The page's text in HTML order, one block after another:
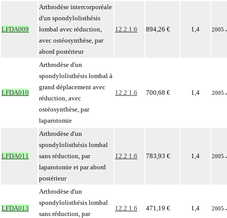
LFDA009
Arthrodèse intercorporéale
d'un spondylolisthésis
lombal avec réduction,
avec ostéosynthèse, par
abord postérieur
12.2.1.6 894,26 € 1,4 2005
LFDA010
Arthrodèse d'un
spondylolisthésis lombal à
grand déplacement avec
réduction, avec
ostéosynthèse, par
laparotomie
12.2.1.6 700,68 € 1,4 2005
LFDA011
Arthrodèse d'un
spondylolisthésis lombal
sans réduction, par
laparotomie et par abord
postérieur
12.2.1.6 783,93 € 1,4 2005
LFDA013
Arthrodèse d'un
spondylolisthésis lombal
sans réduction, par
12.2.1.6 471,19 € 1,4 2005